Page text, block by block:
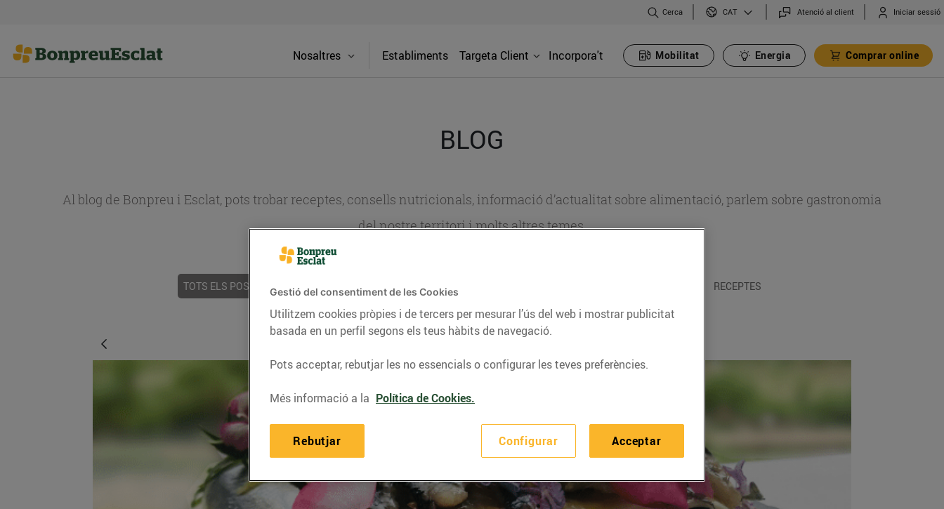
Cerca CAT Atenció al client Iniciar sessió
Nosaltres Establiments Targeta Client Incorpora't Mobilitat Energia Comprar online
BLOG
Al blog de Bonpreu i Esclat, pots trobar receptes, consells nutricionals, informació d’actualitat sobre alimentació, parlem sobre gastronomia
del nostre territori i molts altres temes.
TOTS ELS POSTS ACTUALITAT CONSELLS I HÀBITS SALUDABLES RECEPTES
Gestió del consentiment de les Cookies
Utilitzem cookies pròpies i de tercers per mesurar l’ús del web i mostrar publicitat
basada en un perfil segons els teus hàbits de navegació.
Pots acceptar, rebutjar les no essencials o configurar les teves preferències.
Més informació a la Política de Cookies.
Configurar
Rebutjar Acceptar